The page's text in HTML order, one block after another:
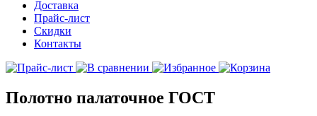
Доставка
Прайс-лист
Скидки
Контакты
Полотно палаточное ГОСТ